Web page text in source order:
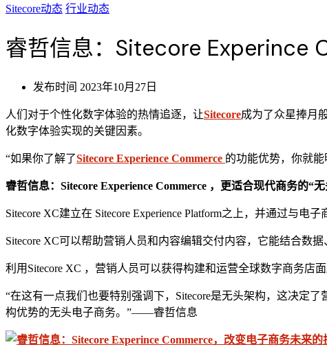
Sitecore动态 行业动态
睿哲信息：Sitecore Experince
发布时间 2023年10月27日
人们对于个性化数字体验的热情追逐，让Sitecore成为了众星捧月
化数字体验实现的关键因素。
“如果你了解了Sitecore Experience Commerce 的功能优势，你就
睿哲信息：Sitecore Experience Commerce ，更适合现代商务的“
Sitecore XC建立在 Sitecore Experience Platform之上，并通过与电
Sitecore XC可以帮助营销人员和内容编辑交付内容，它能结合数
利用Sitecore XC ，营销人员可以获得构建和运营全球数字商务店
“在这有一点我们也要特别强调下，Sitecore是无头架构，这决定
构优势的无头电子商务。”——睿哲信息